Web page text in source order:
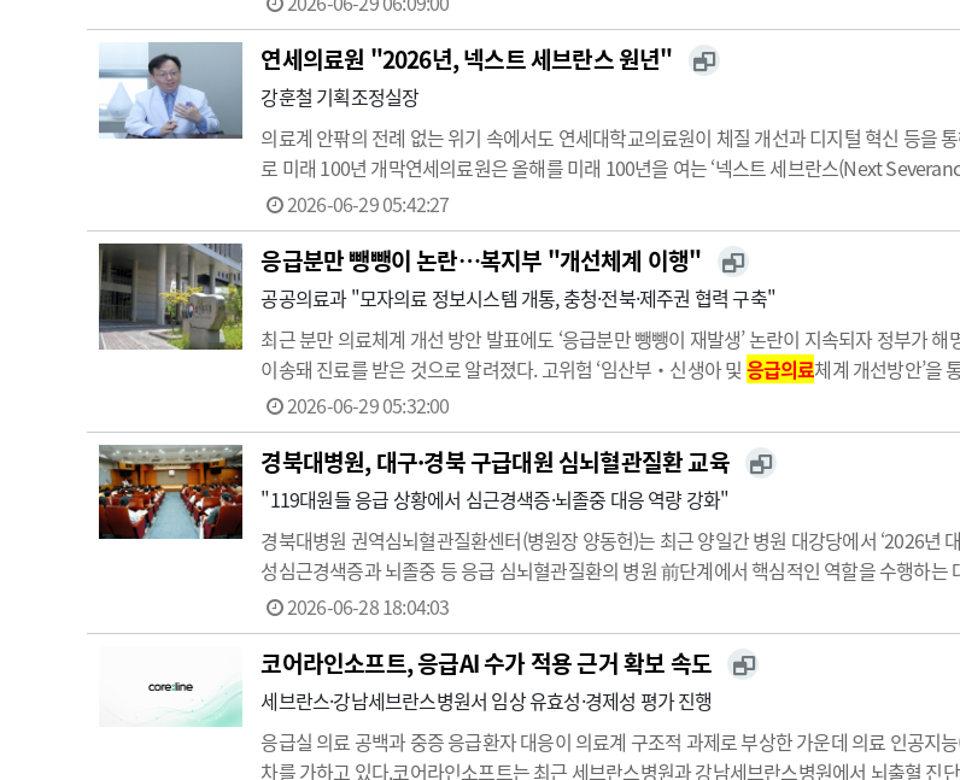
복용 중인 약물 정보, 이송 전 발현 증상 등 응급진…
연세의료원 "2026년, 넥스트 세브란스 원년"
강훈철 기획조정실장
의 료계 안팎의 전례 없는 위기 속에서도 연세대학교의료원이 체질 개선과 디지털 혁신 등을
로 미래 100년 개막연세의료원은 올해를 미래 100년을 여는 ‘넥스트 세브란스(Next
(AX) 등에 박차를 가한다.강훈철 연세의료원 기획조정실장[사진]은 본지와의 인터뷰에서 “지
비를 …
2026-06-29 05:42:27
응급분만 뺑뺑이 논란…복지부 "개선체계 이행"
공공의료과 "모자의료 정보시스템 개통, 충청·전북·제주권 협력 구축"
최근 분만 의료체계 개선 방안 발표에도 ‘응급분만 뺑뺑이 재발생’ 논란이 지속되자 정부가
이송돼 진료를 받은 것으로 알려졌다. 고위험 ‘임산부‧신생아 및 응급의료체계 개선방안’을
기에 대해 보건복지부 공공의료과는 27일 “고위험 임산부‧신생아의 안전한 진료환경 조성
면 최근 청주에 거주하는 임신 32주의 …
2026-06-29 05:32:00
경북대병원, 대구·경북 구급대원 심뇌혈관질환 교육
"119대원들 응급 상황에서 심근경색증·뇌졸중 대응 역량 강화"
경북대병원 권역심뇌혈관질환센터(병원장 양동헌)는 최근 양일간 병원 대강당에서 ‘2026년
성심근경색증과 뇌졸중 등 응급 심뇌혈관질환의 병원 前단계에서 핵심적인 역할을 수행하
근경색증과 뇌졸중에 대한 이해와 현장 대응을 주제로 사전 요구도 조사 결과를 적극 반영해
교수와 칠곡경북대병원 신경과 은미연 교수,…
2026-06-28 18:04:03
코어라인소프트, 응급AI 수가 적용 근거 확보 속도
세브란스·강남세브란스병원서 임상 유효성·경제성 평가 진행
응급실 의료 공백과 중증 응급환자 대응이 의료계 구조적 과제로 부상한 가운데 의료 인공지
차를 가하고 있다.코어라인소프트는 최근 세브란스병원과 강남세브란스병원에서 뇌출혈 진